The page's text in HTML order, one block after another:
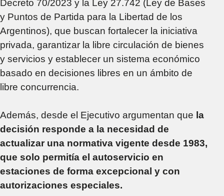
Decreto 70/2023 y la Ley 27.742 (Ley de Bases
y Puntos de Partida para la Libertad de los
Argentinos), que buscan fortalecer la iniciativa
privada, garantizar la libre circulación de bienes
y servicios y establecer un sistema económico
basado en decisiones libres en un ámbito de
libre concurrencia.
Además, desde el Ejecutivo argumentan que la
decisión responde a la necesidad de
actualizar una normativa vigente desde 1983,
que solo permitía el autoservicio en
estaciones de forma excepcional y con
autorizaciones especiales.